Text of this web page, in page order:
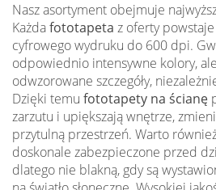
Nasz asortyment obejmuje
Każdafototapeta z oferty
cyfrowego wydruku do 600 dpi.
odpowiednio intensywne kolory,
odwzorowane szczegóły,
Dzięki temu fototapety na ścianę
zarzutu i upiększają wnętrze,
przytulną przestrzeń. Warto
doskonale zabezpieczone przed
dlatego nie blakną, gdy są